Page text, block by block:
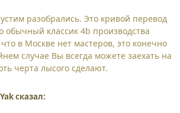
разобрались. Это кривой перевод
обычный классик 4b производства
в Москве нет мастеров, это конечно
случае Вы всегда можете заехать на
черта лысого сделают.
сказал: